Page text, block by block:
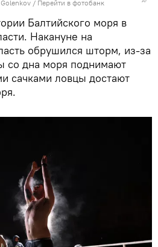
/ Перейти в фотобанк
Балтийского моря в
Накануне на
обрушился шторм, из-за
со дна моря поднимают
сачками ловцы достают